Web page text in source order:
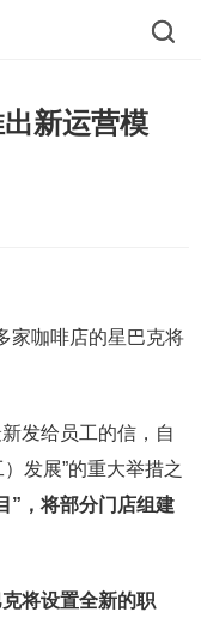
新运营模
家咖啡店的星巴克将
发给员工的信，自
发展”的重大举措之
”，将部分门店组建
将设置全新的职